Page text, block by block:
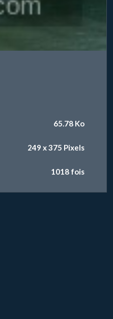
65.78 Ko
249 x 375 Pixels
1018 fois